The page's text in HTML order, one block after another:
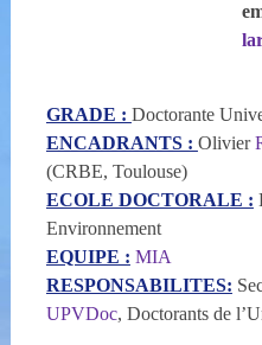
GRADE : Doctorante
ENCADRANTS : Olivier
(CRBE, Toulouse)
ECOLE DOCTORALE :
Environnement
EQUIPE : MIA
RESPONSABILITES:
UPVDoc, Doctorants de